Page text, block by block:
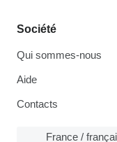
Société
Qui sommes-nous
Aide
Contacts
France /